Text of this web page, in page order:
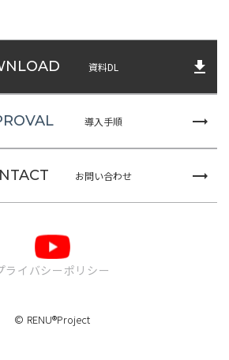
資料DL file_download
導入手順 trending_flat
お問い合わせ trending_flat
ライバシーポリシー
© RENU®Project